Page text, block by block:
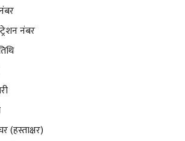
नंबर
(हस्ताक्षर)